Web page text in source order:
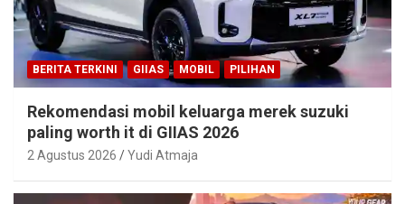
BERITA TERKINI GIIAS MOBIL PILIHAN
Rekomendasi mobil keluarga merek suzuki
paling worth it di GIIAS 2026
2 Agustus 2026 Yudi Atmaja